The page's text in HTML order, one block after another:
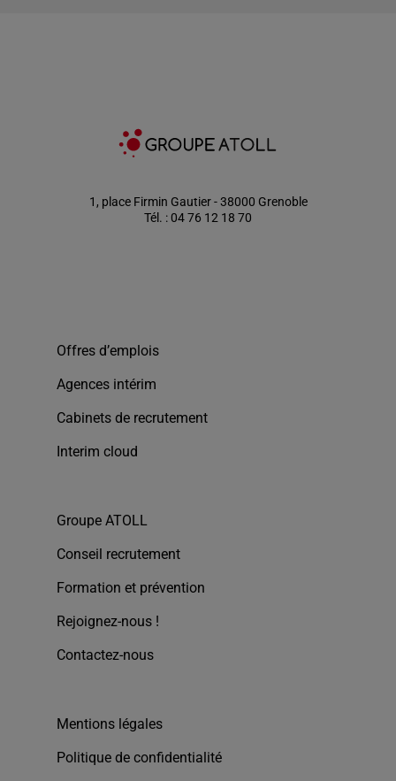
1, place Firmin Gautier - 38000 Grenoble
Tél. : 04 76 12 18 70
Offres d’emplois
Agences intérim
Cabinets de recrutement
Interim cloud
Groupe ATOLL
Conseil recrutement
Formation et prévention
Rejoignez-nous !
Contactez-nous
Mentions légales
Politique de confidentialité